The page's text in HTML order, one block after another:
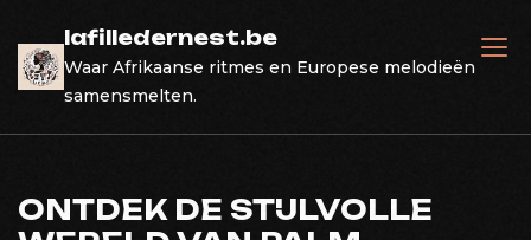
content
lafilledernest.be
Waar Afrikaanse ritmes en Europese melodieën
samensmelten.
ONTDEK DE STIJLVOLLE